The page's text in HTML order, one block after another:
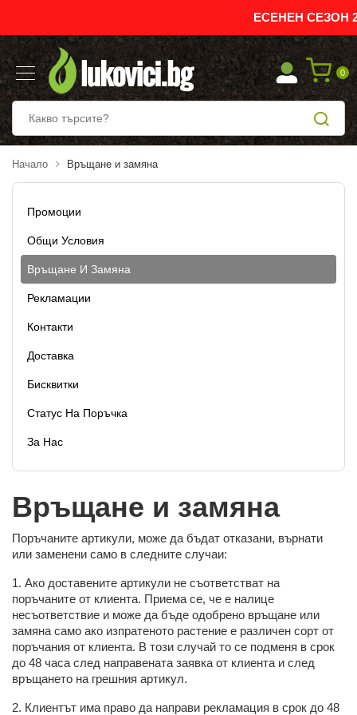
ЕСЕНЕН СЕЗОН
0
Начало Връщане и замяна
Промоции
Общи Условия
Връщане И Замяна
Рекламации
Контакти
Доставка
Бисквитки
Статус На Поръчка
За Нас
Връщане и замяна
Поръчаните артикули, може да бъдат отказани, върнати
или заменени само в следните случаи:
1. Ако доставените артикули не съответстват на
поръчаните от клиента. Приема се, че е налице
несъответствие и може да бъде одобрено връщане или
замяна само ако изпратеното растение е различен сорт от
поръчания от клиента. В този случай то се подменя в срок
до 48 часа след направената заявка от клиента и след
връщането на грешния артикул.
2. Клиентът има право да направи рекламация в срок до 48